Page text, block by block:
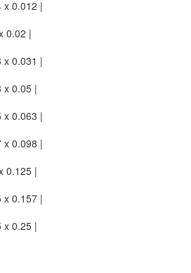
x 0.012 |
0.02 |
x 0.031 |
x 0.05 |
x 0.063 |
x 0.098 |
0.125 |
x 0.157 |
x 0.25 |